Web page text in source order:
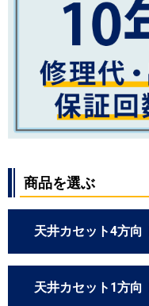
商品を選ぶ
天井カセット4方向
天井カセット1方向